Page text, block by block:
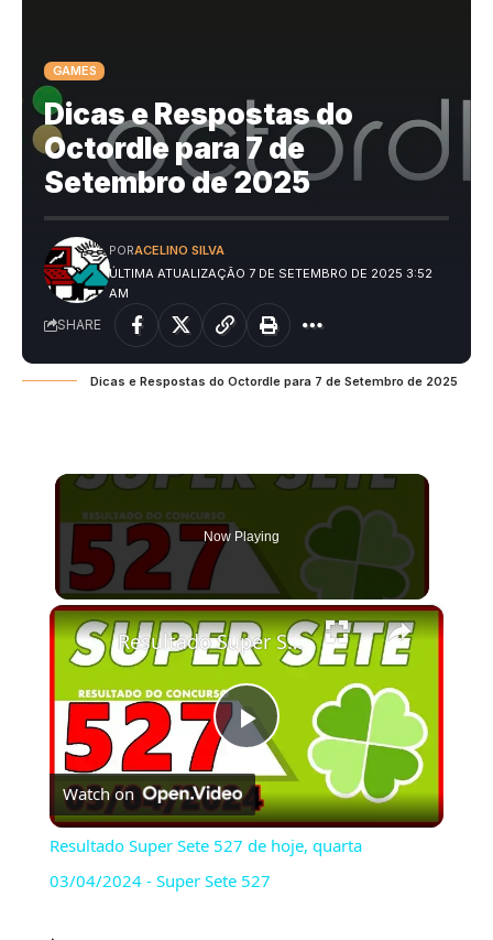
GAMES
Dicas e Respostas do
Octordle para 7 de
Setembro de 2025
ÚLTIMA ATUALIZAÇÃO 7 DE SETEMBRO DE 2025 3:52
AM
PORACELINO SILVA
SHARE
Dicas e Respostas do Octordle para 7 de Setembro de 2025
Now Playing
×
Play
Video
Resultado Super Sete 527 de hoje, quarta 03/04/2024 - Super Sete 527
Watch on
Resultado Super Sete 527 de hoje, quarta
03/04/2024 - Super Sete 527